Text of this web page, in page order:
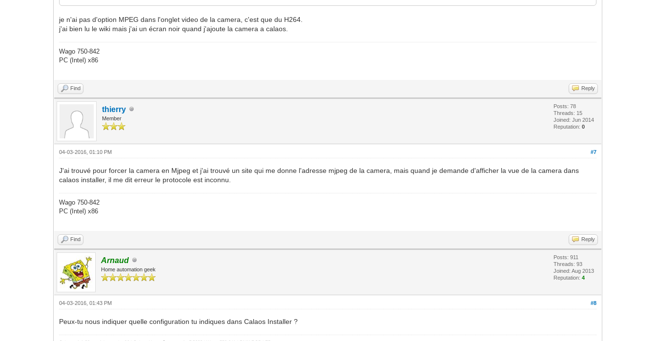
je n'ai pas d'option MPEG dans l'onglet video de la camera, c'est que du H264.
j'ai bien lu le wiki mais j'ai un écran noir quand j'ajoute la camera a calaos.
Wago 750-842
PC (Intel) x86
Find Reply
thierry
Member
Posts: 78
Threads: 15
Joined: Jun 2014
Reputation:0
#7
04-03-2016, 01:10 PM
J'ai trouvé pour forcer la camera en Mjpeg et j'ai trouvé un site qui me donne l'adresse mjpeg de la camera, mais quand je demande d'afficher la vue de la camera dans
calaos installer, il me dit erreur le protocole est inconnu.
Wago 750-842
PC (Intel) x86
Find Reply
Arnaud
Home automation geek
Posts: 911
Threads: 93
Joined: Aug 2013
Reputation:4
#8
04-03-2016, 01:43 PM
Peux-tu nous indiquer quelle configuration tu indiques dans Calaos Installer ?